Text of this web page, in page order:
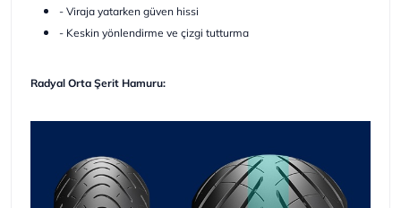
- Viraja yatarken güven hissi
- Keskin yönlendirme ve çizgi tutturma
Radyal Orta Şerit Hamuru: